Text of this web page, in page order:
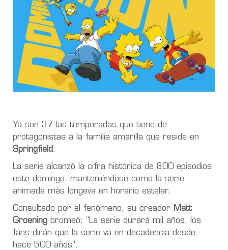
Ya son 37 las temporadas que tiene de
protagonistas a la familia amarilla que reside en
Springfield.
La serie alcanzó la cifra histórica de 800 episodios
este domingo, manteniéndose como la serie
animada más longeva en horario estelar.
Consultado por el fenómeno, su creador
Matt
Groening bromeó: “La serie durará mil años, los
fans dirán que la serie va en decadencia desde
hace 500 años".